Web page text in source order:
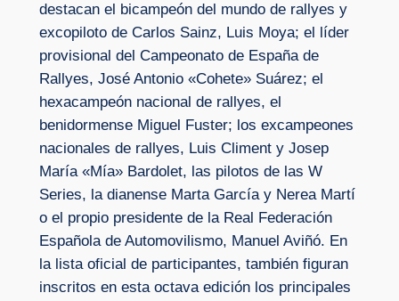
destacan el bicampeón del mundo de rallyes y
excopiloto de Carlos Sainz, Luis Moya; el líder
provisional del Campeonato de España de
Rallyes, José Antonio «Cohete» Suárez; el
hexacampeón nacional de rallyes, el
benidormense Miguel Fuster; los excampeones
nacionales de rallyes, Luis Climent y Josep
María «Mía» Bardolet, las pilotos de las W
Series, la dianense Marta García y Nerea Martí
o el propio presidente de la Real Federación
Española de Automovilismo, Manuel Aviñó. En
la lista oficial de participantes, también figuran
inscritos en esta octava edición los principales